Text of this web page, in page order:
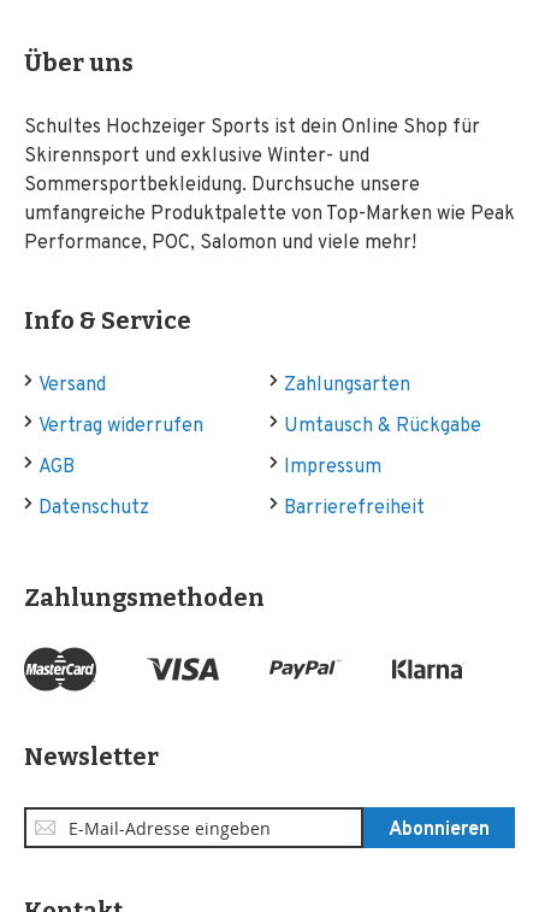
Über uns
Schultes Hochzeiger Sports ist dein Online Shop für
Skirennsport und exklusive Winter- und
Sommersportbekleidung. Durchsuche unsere
umfangreiche Produktpalette von Top-Marken wie Peak
Performance, POC, Salomon und viele mehr!
Info & Service
Versand
Zahlungsarten
Vertrag widerrufen
Umtausch & Rückgabe
AGB
Impressum
Datenschutz
Barrierefreiheit
Zahlungsmethoden
Newsletter
Anmeldung
zum
Abonnieren